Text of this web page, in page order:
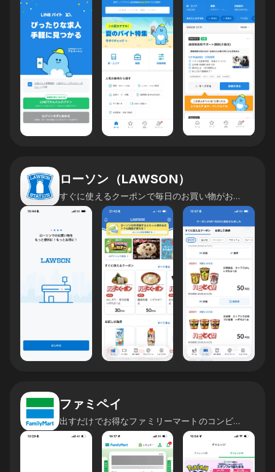
ローソン（LAWSON）
すぐに使えるクーポンで毎日のお買い物がお得に！
ファミペイ
出すだけでお得なファミリーマートのコンビニアプリ